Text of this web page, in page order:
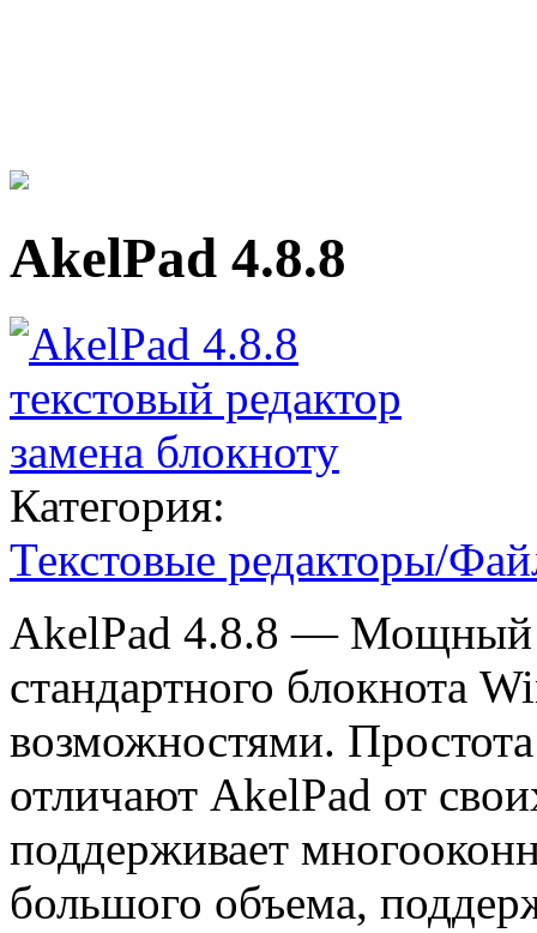
AkelPad 4.8.8
Категория:
Текстовые редакторы/
AkelPad 4.8.8 — Мощный
стандартного блокнота
возможностями.
отличают AkelPad от
поддерживает
большого объема,